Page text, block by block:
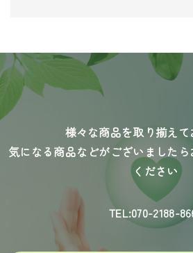
様々な商品を取り揃えて
気になる商品などがございました
ください
TEL:070-2188-